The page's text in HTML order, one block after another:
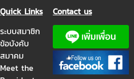
Quick Links
ระบบสมาชิก
ข้อบังคับ
สมาคม
Meet the
Contact us